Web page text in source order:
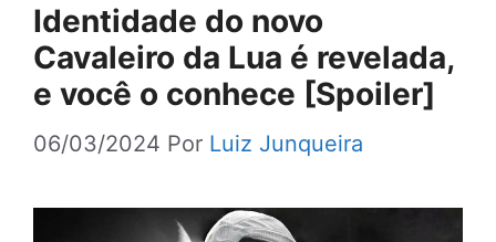
Identidade do novo
Cavaleiro da Lua é revelada,
e você o conhece [Spoiler]
06/03/2024 Por Luiz Junqueira